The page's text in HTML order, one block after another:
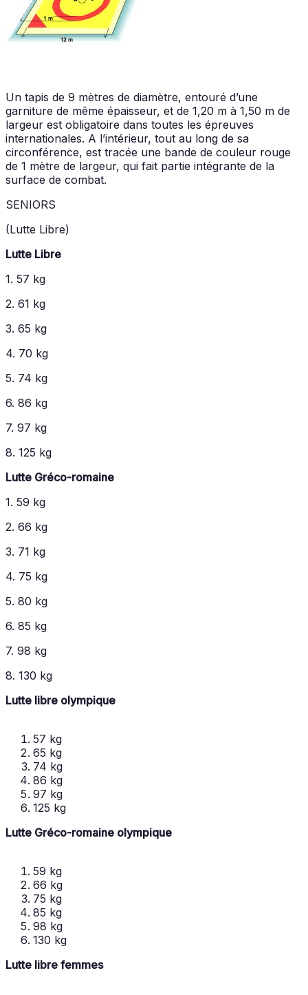
Un tapis de 9 mètres de diamètre, entouré d’une
garniture de même épaisseur, et de 1,20 m à 1,50 m de
largeur est obligatoire dans toutes les épreuves
internationales. A l’intérieur, tout au long de sa
circonférence, est tracée une bande de couleur rouge
de 1 mètre de largeur, qui fait partie intégrante de la
surface de combat.
SENIORS
(Lutte Libre)
Lutte Libre
1. 57 kg
2. 61 kg
3. 65 kg
4. 70 kg
5. 74 kg
6. 86 kg
7. 97 kg
8. 125 kg
Lutte Gréco-romaine
1. 59 kg
2. 66 kg
3. 71 kg
4. 75 kg
5. 80 kg
6. 85 kg
7. 98 kg
8. 130 kg
Lutte libre olympique
57 kg
65 kg
74 kg
86 kg
97 kg
125 kg
Lutte Gréco-romaine olympique
59 kg
66 kg
75 kg
85 kg
98 kg
130 kg
Lutte libre femmes